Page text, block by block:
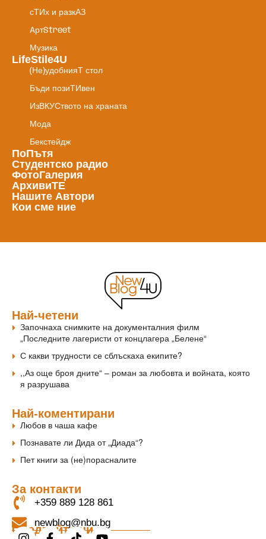
сТИх и разкАЗ
AртStreet
Музика
LifeStile4U
(Не)удобнияТ стол
Бъди позиТИвен
ИзВКУСтвото на храната
Мода
Бекстейдж
ПоПътя
Студентско радио
ФотоГалерия
АрхивиТЕ
Нашите Автори
Кои сме ние
Най-четени
Започнаха снимките на документалния филм
„Последните лагеристи от концлагера „Белене“
С какви трудности се сблъскаха екипите?
,,Аз още броя дните“ – роман за любовта и войната, която
я разрушава
Най-коментирани
Любов в чаша кафе
Познавате ли Дида от „Диада“?
Пет книги за (не)порасналите
За контакти
+359 889 128 861
newblog@nbu.bg
Следвайте ни в